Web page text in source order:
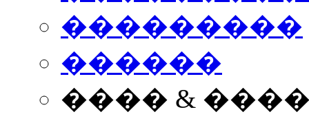
���������
������
���� &